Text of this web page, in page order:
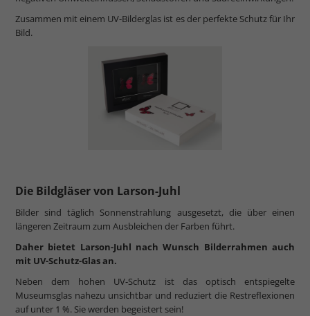
Zusammen mit einem UV-Bilderglas ist es der perfekte Schutz für Ihr
Bild.
Die Bildgläser von Larson-Juhl
Bilder sind täglich Sonnenstrahlung ausgesetzt, die über einen
längeren Zeitraum zum Ausbleichen der Farben führt.
Daher bietet Larson-Juhl nach Wunsch Bilderrahmen auch
mit UV-Schutz-Glas an.
Neben dem hohen UV-Schutz ist das optisch entspiegelte
Museumsglas nahezu unsichtbar und reduziert die Restreflexionen
auf unter 1 %. Sie werden begeistert sein!